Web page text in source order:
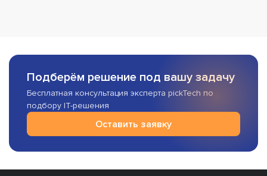
Подберём решение под вашу задачу
Бесплатная консультация эксперта pickTech по
подбору IT-решения
Оставить заявку